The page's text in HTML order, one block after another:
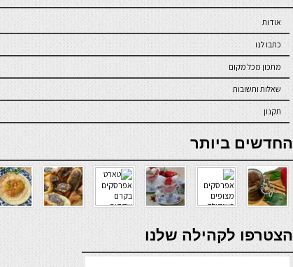
אודות
כתבו לנו
מתכון מכל מקום
שאלות ותשובות
תקנון
online casino
החדשים ביותר
verde casino
הצטרפו לקהילה שלנו